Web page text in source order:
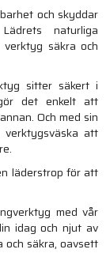
och skyddar
naturliga
säkra och
sitter säkert i
det enkelt att
Och med sin
verktygsväska att
läderstrop för att
med vår
idag och njut av
säkra, oavsett